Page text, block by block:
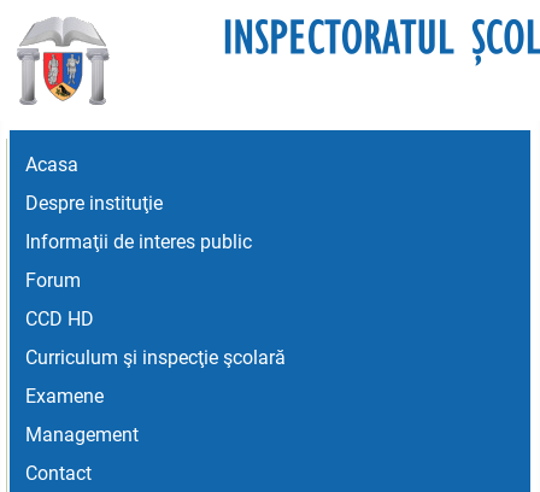
Acasa
Despre instituţie
Informaţii de interes public
Forum
CCD HD
Curriculum şi inspecţie şcolară
Examene
Management
Contact